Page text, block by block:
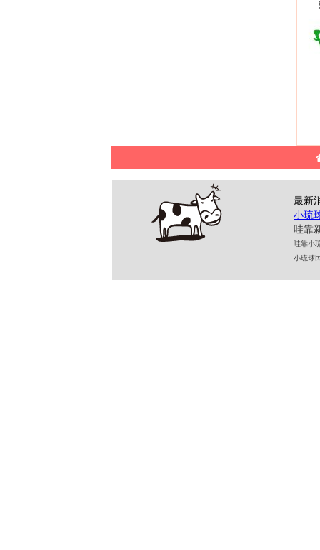
最新
小琉
哇靠
哇靠小
小琉球